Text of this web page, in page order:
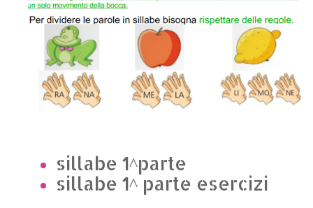
sillabe 1^parte
sillabe 1^ parte esercizi